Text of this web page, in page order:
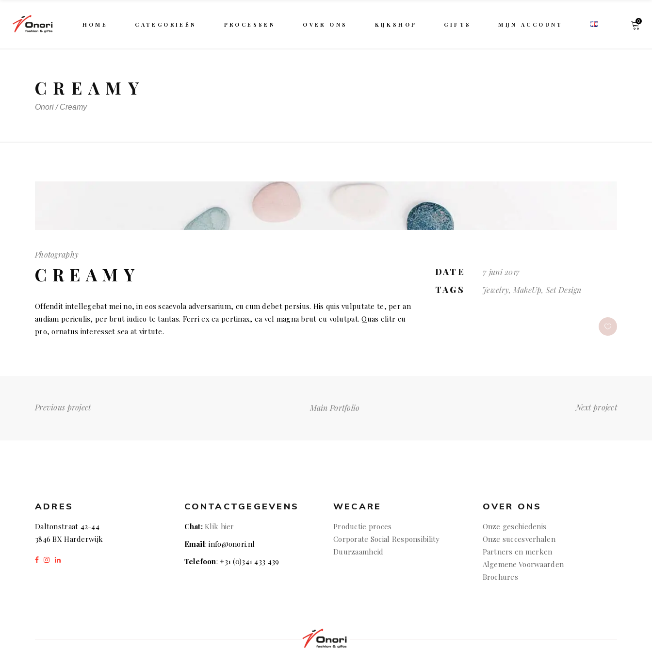
HOME CATEGORIEËN PROCESSEN OVER ONS KIJKSHOP GIFTS MIJN ACCOUNT 0
CREAMY
Onori/Creamy
Photography
CREAMY
Offendit intellegebat mei no, in eos scaevola adversarium, cu cum debet persius. His quis vulputate te, per an
audiam periculis, per brut iudico te tantas. Ferri ex ea pertinax, ea vel magna brut eu volutpat. Quas elitr cu
pro, ornatus interesset sea at virtute.
DATE 7 juni 2017
TAGS Jewelry, MakeUp, Set Design
Previous project Main Portfolio Next project
ADRES
Daltonstraat 42-44
3846 BX Harderwijk
CONTACTGEGEVENS
Chat:Klik hier
Email: info@onori.nl
Telefoon: +31 (0)341 433 439
WECARE
Productie proces
Corporate Social Responsibility
Duurzaamheid
OVER ONS
Onze geschiedenis
Onze succesverhalen
Partners en merken
Algemene Voorwaarden
Brochures